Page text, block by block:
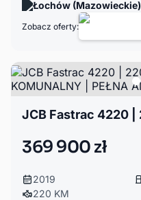
Łochów (Mazowieckie)
Zobacz oferty:
369 900 zł
2019
220 KM